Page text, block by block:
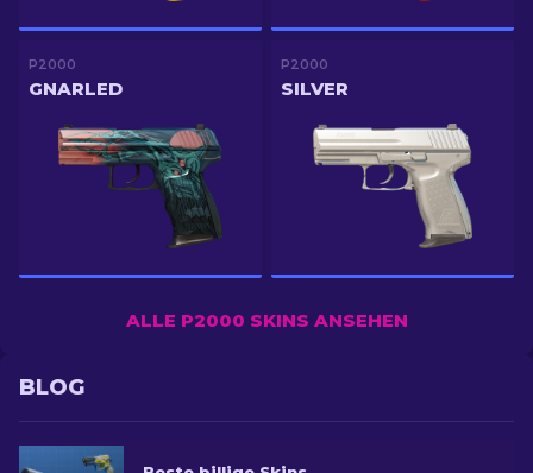
P2000
GNARLED
P2000
SILVER
ALLE P2000 SKINS ANSEHEN
BLOG